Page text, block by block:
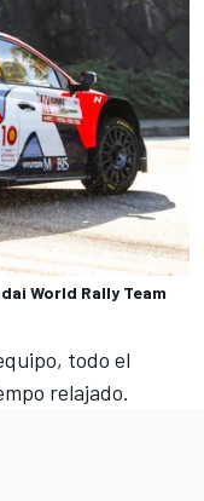
World Rally Team
todo el
relajado.